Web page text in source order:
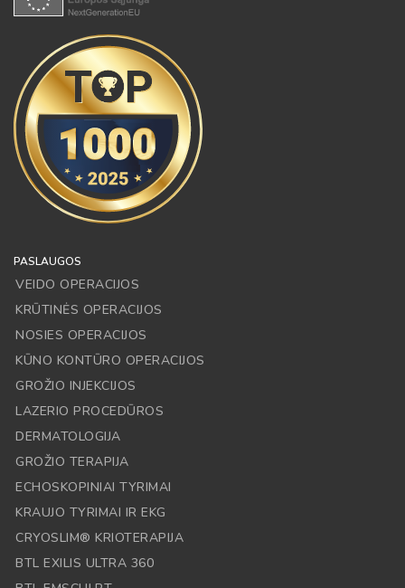
PASLAUGOS
VEIDO OPERACIJOS
KRŪTINĖS OPERACIJOS
NOSIES OPERACIJOS
KŪNO KONTŪRO OPERACIJOS
GROŽIO INJEKCIJOS
LAZERIO PROCEDŪROS
DERMATOLOGIJA
GROŽIO TERAPIJA
ECHOSKOPINIAI TYRIMAI
KRAUJO TYRIMAI IR EKG
CRYOSLIM® KRIOTERAPIJA
BTL EXILIS ULTRA 360